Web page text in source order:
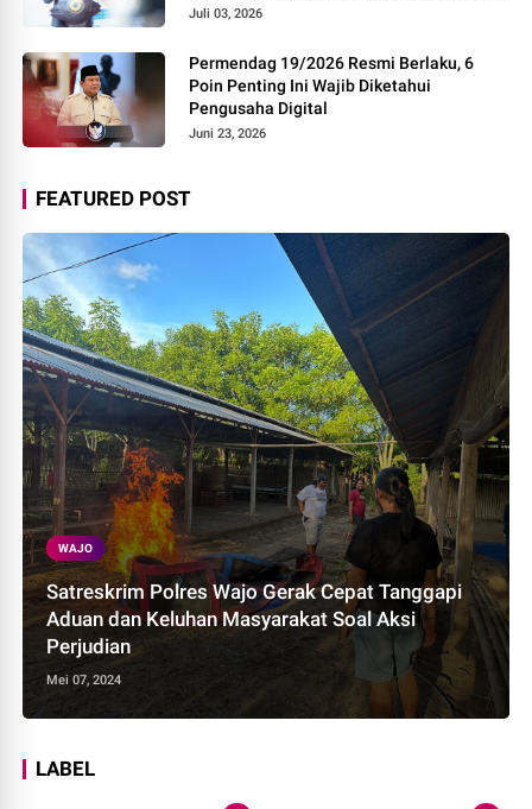
Praktisi
Juli 03, 2026
Permendag 19/2026 Resmi Berlaku, 6
Poin Penting Ini Wajib Diketahui
Pengusaha Digital
Juni 23, 2026
FEATURED POST
WAJO
Satreskrim Polres Wajo Gerak Cepat Tanggapi
Aduan dan Keluhan Masyarakat Soal Aksi
Perjudian
Mei 07, 2024
LABEL